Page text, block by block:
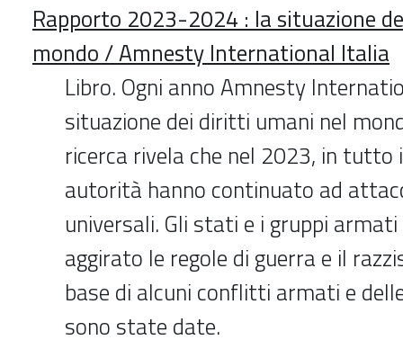
Rapporto 2023-2024 : la situazione
mondo / Amnesty International Italia
Libro. Ogni anno Amnesty
situazione dei diritti umani nel
ricerca rivela che nel 2023, in tutto
autorità hanno continuato ad
universali. Gli stati e i gruppi
aggirato le regole di guerra e il
base di alcuni conflitti armati e
sono state date.